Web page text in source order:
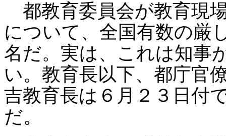
都教育委員会が教育現
について、全国有数の厳
名だ。実は、これは知事
い。教育長以下、都庁官
吉教育長は６月２３日付
だ。